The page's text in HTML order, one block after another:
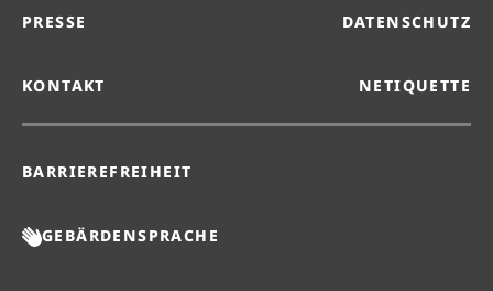
PRESSE DATENSCHUTZ
KONTAKT NETIQUETTE
BARRIEREFREIHEIT
GEBÄRDENSPRACHE